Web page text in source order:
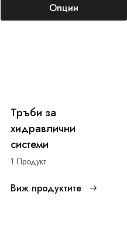
Опции
Тръби за
хидравлични
системи
1 Продукт
Виж продуктите